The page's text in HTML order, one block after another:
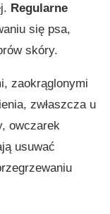
Regularne
się psa,
skóry.
zaokrąglonymi
zwłaszcza u
owczarek
usuwać